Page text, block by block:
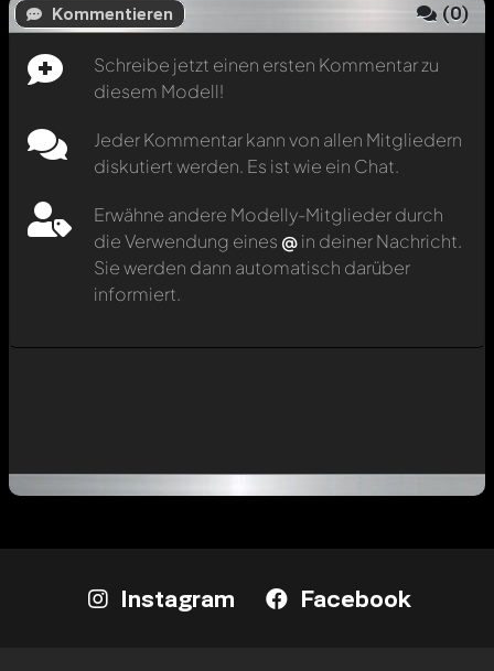
Kommentieren (0)
Schreibe jetzt einen ersten Kommentar zu
diesem Modell!
Jeder Kommentar kann von allen Mitgliedern
diskutiert werden. Es ist wie ein Chat.
Erwähne andere Modelly-Mitglieder durch
die Verwendung eines @in deiner Nachricht.
Sie werden dann automatisch darüber
informiert.
Instagram Facebook